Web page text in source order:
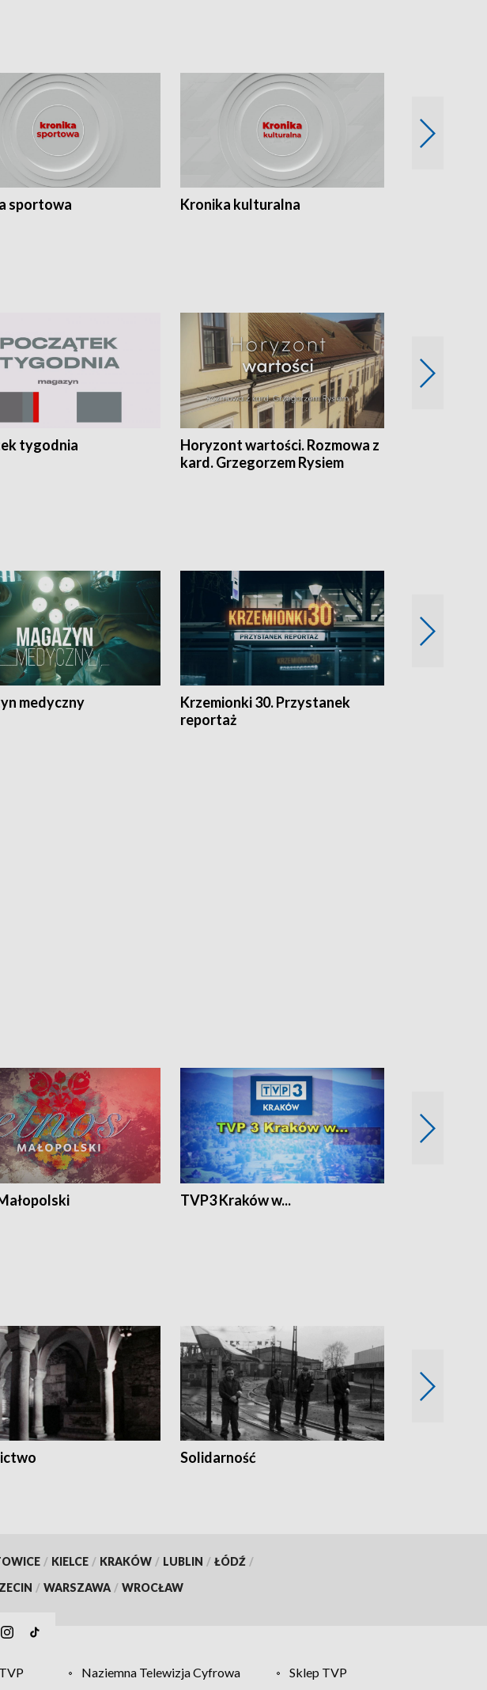
sportowa Kronika kulturalna
tygodnia
Horyzont wartości. Rozmowa z
kard. Grzegorzem Rysiem
medyczny
Krzemionki 30. Przystanek
reportaż
TVP3 Kraków w...
Solidarność
/ KIELCE / KRAKÓW / LUBLIN / ŁÓDŹ /
/ WARSZAWA / WROCŁAW
Naziemna Telewizja Cyfrowa
Sklep TVP